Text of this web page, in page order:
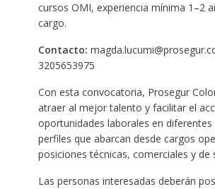
cursos OMI, experiencia mínima 1–2
cargo.
Contacto:
3205653975
Con esta convocatoria, Prosegur
atraer al mejor talento y facilitar el
oportunidades laborales en diferentes
perfiles que abarcan desde cargos
posiciones técnicas, comerciales y de
Las personas interesadas deberán